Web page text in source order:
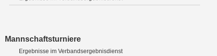
Mannschaftsturniere
Ergebnisse im Verbandsergebnisdienst